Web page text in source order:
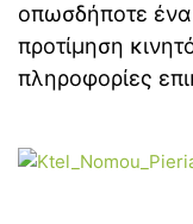
οπωσδήποτε
προτίμηση
πληροφορίες